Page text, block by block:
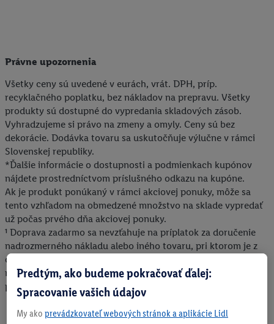
Právne upozornenia
Všetky ceny sú uvedené v eurách, vrát. DPH, príp.
recyklačného poplatku, bez nákladov na prepravu. Všetky
produkty sú dostupné do vypredania skladových zásob.
Vyhradzujeme si právo na zmeny a omyly. Ceny sú bez
dekorácie. Dodávka tovaru sa uskutočňuje výlučne v rámci
Slovenskej republiky.
*Ďalšie informácie o dostupnosti a podmienkach kupónov
nájdete prostredníctvom príslušného odkazu na kupóne.
Ak je produkt ponúkaný v rámci akciovej ponuky, môže sa
tento vzhľadom na obmedzené množstvo na sklade vypredať
už počas prvého dňa akciovej ponuky.
¹ Doprava zadarmo sa nevzťahuje na príplatok za doručenie
nadrozmerného nákladu alebo iného tovaru, pri ktorom je z
dôvodu jeho rozmerov alebo objemu potrebná osobitná
manipulácia pri jeho dodaní. Konečná výška uvedeného
príplatku sa zobrazí v nákupnom košíku.
Predtým, ako budeme pokračovať ďalej:
Spracovanie vašich údajov
My ako prevádzkovateľ webových stránok a aplikácie Lidl